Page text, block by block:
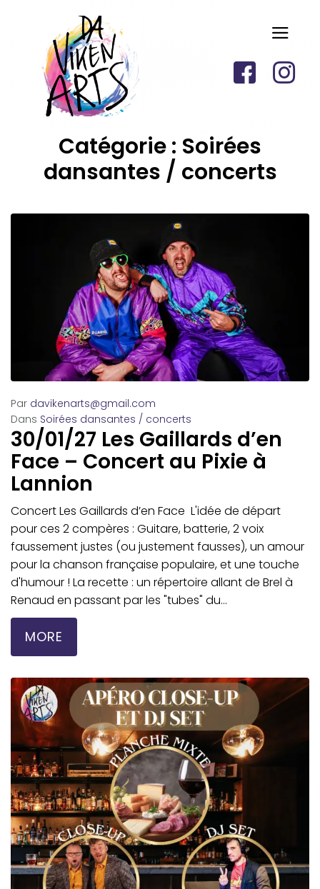
Catégorie : Soirées
dansantes / concerts
Par davikenarts@gmail.com
Dans Soirées dansantes / concerts
30/01/27 Les Gaillards d’en
Face – Concert au Pixie à
Lannion
Concert Les Gaillards d’en Face L'idée de départ
pour ces 2 compères : Guitare, batterie, 2 voix
faussement justes (ou justement fausses), un amour
pour la chanson française populaire, et une touche
d'humour ! La recette : un répertoire allant de Brel à
Renaud en passant par les "tubes" du...
MORE